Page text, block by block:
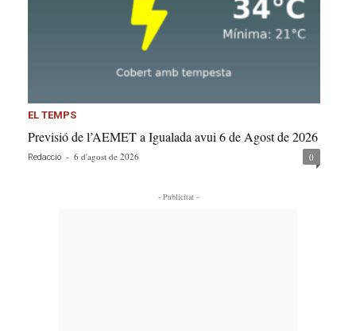
EL TEMPS
Previsió de l’AEMET a Igualada avui 6 de Agost de 2026
Redacció - 6 d'agost de 2026 0
- Publicitat -